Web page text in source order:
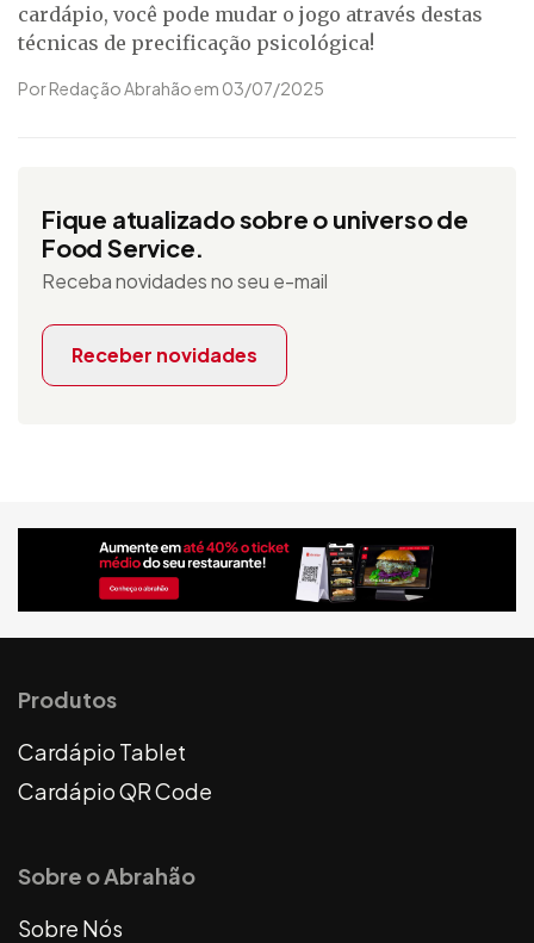
cardápio, você pode mudar o jogo através destas
técnicas de precificação psicológica!
Por Redação Abrahão em 03/07/2025
Fique atualizado sobre o universo de
Food Service.
Receba novidades no seu e-mail
Receber novidades
Produtos
Cardápio Tablet
Cardápio QR Code
Sobre o Abrahão
Sobre Nós